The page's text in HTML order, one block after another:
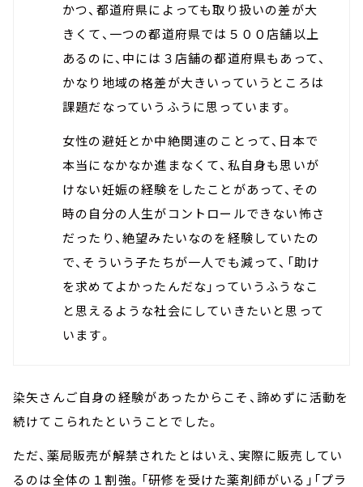
かつ、都道府県によっても取り扱いの差が大
きくて、一つの都道府県では５００店舗以上
あるのに、中には３店舗の都道府県もあって、
かなり地域の格差が大きいっていうところは
課題だなっていうふうに思っています。
女性の避妊とか中絶関連のことって、日本で
本当になかなか進まなくて、私自身も思いが
けない妊娠の経験をしたことがあって、その
時の自分の人生がコントロールできない怖さ
だったり、絶望みたいなのを経験していたの
で、そういう子たちが一人でも減って、「助け
を求めてよかったんだな」っていうふうなこ
と思えるような社会にしていきたいと思って
います。
染矢さんご自身の経験があったからこそ、諦めずに活動を
続けてこられたということでした。
ただ、薬局販売が解禁されたとはいえ、実際に販売してい
るのは全体の１割強。「研修を受けた薬剤師がいる」「プラ